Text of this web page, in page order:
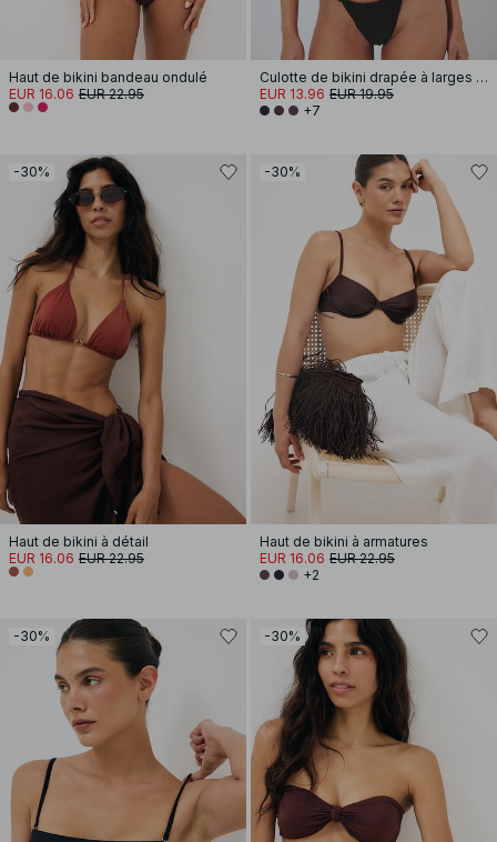
Haut de bikini bandeau ondulé
EUR 16.06 EUR 22.95
Culotte de bikini drapée à larges bretelles
EUR 13.96 EUR 19.95
+7
-30%
Haut de bikini à détail
EUR 16.06 EUR 22.95
-30%
Haut de bikini à armatures
EUR 16.06 EUR 22.95
+2
-30% -30%